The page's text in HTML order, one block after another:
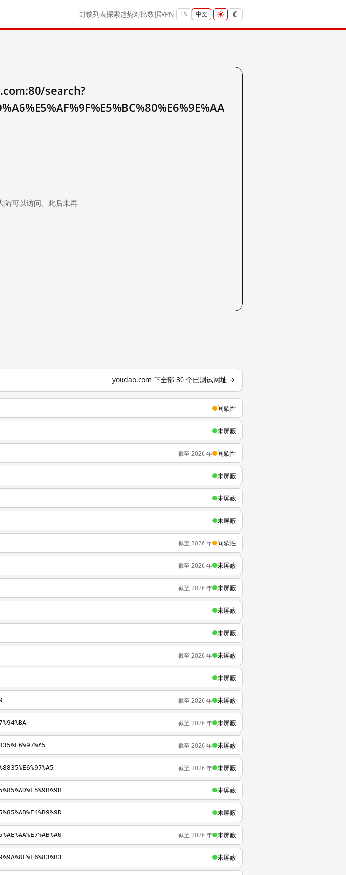
封锁列表探索趋势对比数据VPN EN 中文
search?
陆可以访问。此后未再
youdao.com 下全部 30 个已测试网址 →
间歇性
未屏蔽
截至 2026 年 间歇性
未屏蔽
未屏蔽
未屏蔽
截至 2026 年 间歇性
截至 2026 年 未屏蔽
截至 2026 年 未屏蔽
未屏蔽
未屏蔽
截至 2026 年 未屏蔽
未屏蔽
截至 2026 年 未屏蔽
截至 2026 年 未屏蔽
截至 2026 年 未屏蔽
截至 2026 年 未屏蔽
未屏蔽
未屏蔽
截至 2026 年 未屏蔽
未屏蔽